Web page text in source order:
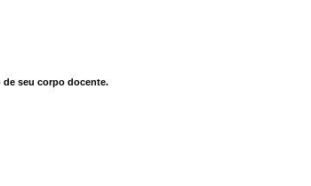
seu corpo docente.